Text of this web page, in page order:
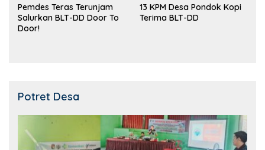
Pemdes Teras Terunjam
Salurkan BLT-DD Door To
Door!
13 KPM Desa Pondok Kopi
Terima BLT-DD
Potret Desa